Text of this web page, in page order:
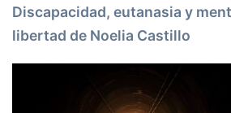
Discapacidad, eutanasia y
libertad de Noelia Castillo